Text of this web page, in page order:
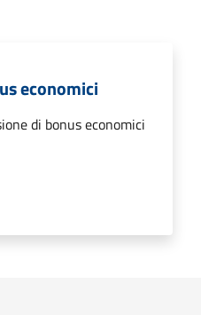
economici
di bonus economici